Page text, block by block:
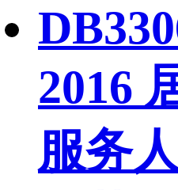
2016
服务